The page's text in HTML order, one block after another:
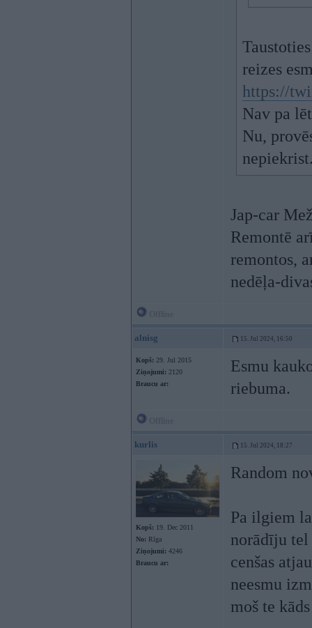
reizes
https://
Nav pa
Nu,
Jap-car
Remontē
remontos,
nedēļa-
alnisg 15. Jul 2024, 16:50
Kopš: 29. Jul 2015
Ziņojumi: 2120
Braucu ar:
Esmu
riebuma.
kurlis 15. Jul 2024, 18:27
Kopš: 19. Dec 2011
No: Rīga
Ziņojumi: 4246
Braucu ar:
Random
Pa ilgiem
norādīju tel
cenšas
neesmu
moš te